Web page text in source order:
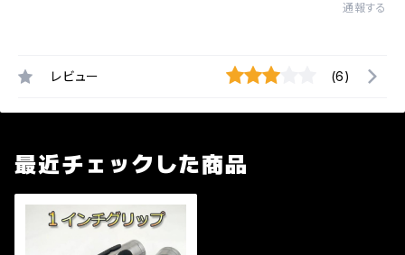
通報する
レビュー (6)
最近チェックした商品